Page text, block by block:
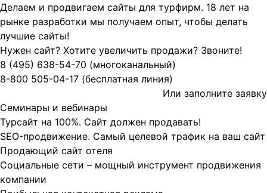
Делаем и продвигаем сайты для турфирм. 18 лет на
рынке разработки мы получаем опыт, чтобы делать
лучшие сайты!
Нужен сайт? Хотите увеличить продажи? Звоните!
8 (495) 638-54-70 (многоканальный)
8-800 505-04-17 (бесплатная линия)
Или заполните заявку
Семинары и вебинары
Турсайт на 100%. Сайт должен продавать!
SEO-продвижение. Самый целевой трафик на ваш сайт
Продающий сайт отеля
Социальные сети – мощный инструмент продвижения
компании